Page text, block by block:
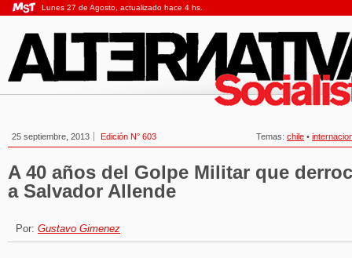
Lunes 27 de Agosto, actualizado hace 4 hs.
25 septiembre, 2013 Edición N° 603 Temas: chile •
A 40 años del Golpe Militar que
a Salvador Allende
Por: Gustavo Gimenez